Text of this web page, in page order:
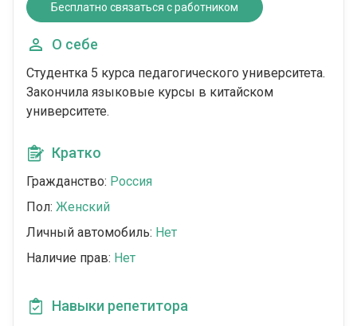
Бесплатно связаться с работником
О себе
Студентка 5 курса педагогического университета.
Закончила языковые курсы в китайском
университете.
Кратко
Гражданство: Россия
Пол: Женский
Личный автомобиль: Нет
Наличие прав: Нет
Навыки репетитора